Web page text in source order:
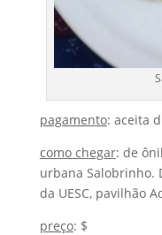
pagamento: aceita
como chegar: de
urbana Salobrinho.
da UESC, pavilhão
preço: $